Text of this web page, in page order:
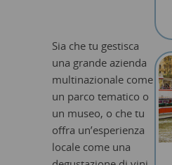
Sia che tu gestisca
una grande azienda
multinazionale come
un parco tematico o
un museo, o che tu
offra un’esperienza
locale come una